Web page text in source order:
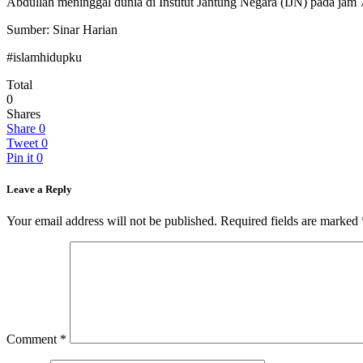
Sumber: Sinar Harian
#islamhidupku
Total
0
Shares
Share 0
Tweet 0
Pin it 0
Leave a Reply
Your email address will not be published. Required fields are marked
Comment *